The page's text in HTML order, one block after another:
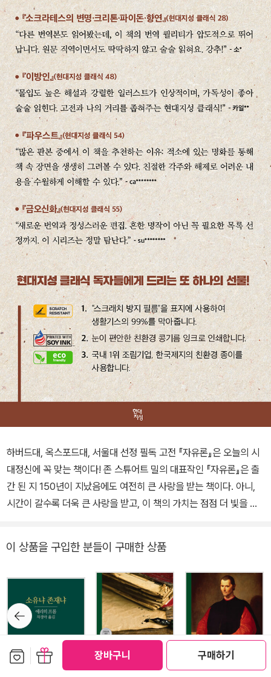
장바구니 구매하기
하버드대, 옥스포드대, 서울대 선정 필독 고전 『자유론』은 오늘의 시
대정신에 꼭 맞는 책이다! 존 스튜어트 밀의 대표작인 『자유론』은 출
간 된 지 150년이 지났음에도 여전히 큰 사랑을 받는 책이다. 아니,
시간이 갈수록 더욱 큰 사랑을 받고, 이 책의 가치는 점점 더 빛을 발
은 말한다. “개인의 자유는 자신의 사고와 말, 행위가 다른 사람들을
해치지 않는 모든 범위에서 절대적이다. 국가의 법률이나 일반적인
도덕적 판단은 개인의 자유를 제한해서는 안 된다.” 밀의 주장을 정리
하면 이렇다. 시민으로서 개인은 무한한 자유를 갖는다. 단, 다른 사람
들에게 해를 끼치지 않는 범위에서 말이다. 국가는 그러한 개인의 자
유를 제한하면 안 된다. 다만 개인이 다른 사람에게 해를 끼칠 때는 국
가가 개인의 자유에 간섭할 수 있다. 그리고 국가는 개인이나 단체의
활동과 능력을 촉구하는 역할을 해야 한다. 그러나 국가가 그 역할을
이 상품을 구입한 분들이 구매한 상품
뒤로가
기